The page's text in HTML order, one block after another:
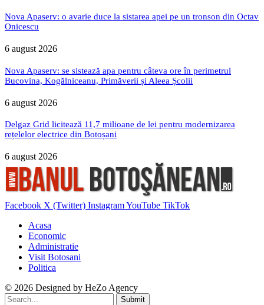
Nova Apaserv: o avarie duce la sistarea apei pe un tronson din Octav
Onicescu
6 august 2026
Nova Apaserv: se sistează apa pentru câteva ore în perimetrul
Bucovina, Kogălniceanu, Primăverii și Aleea Școlii
6 august 2026
Delgaz Grid licitează 11,7 milioane de lei pentru modernizarea
rețelelor electrice din Botoșani
6 august 2026
Facebook X (Twitter) InstagramYouTube TikTok
Acasa
Economic
Administratie
Visit Botosani
Politica
© 2026 Designed by HeZo Agency
Submit